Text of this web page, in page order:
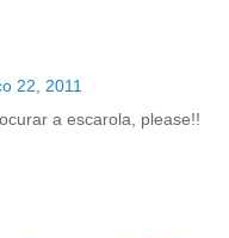
22, 2011
a escarola, please!!